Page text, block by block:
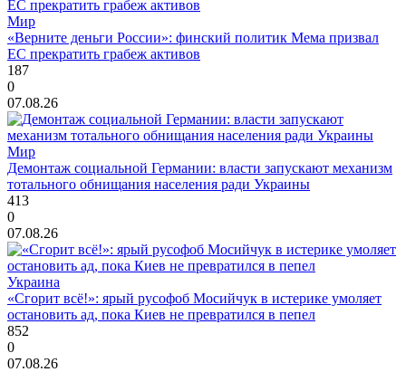
Мир
«Верните деньги России»: финский политик Мема призвал
ЕС прекратить грабеж активов
187
0
07.08.26
Мир
Демонтаж социальной Германии: власти запускают механизм
тотального обнищания населения ради Украины
413
0
07.08.26
Украина
«Сгорит всё!»: ярый русофоб Мосийчук в истерике умоляет
остановить ад, пока Киев не превратился в пепел
852
0
07.08.26